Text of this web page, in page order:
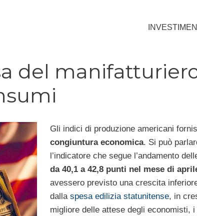
del
Gli indici di produzione americani
congiuntura economica. Si può
l’indicatore che segue l’andamento
da 40,1 a 42,8 punti nel mese di
avessero previsto una crescita
dalla spesa edilizia statunitense, in
migliore delle attese degli economisti,